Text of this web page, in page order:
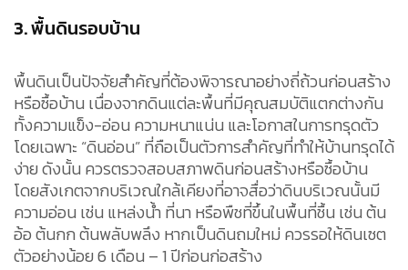
3. พื้นดินรอบบ้าน
พื้นดินเป็นปัจจัยสำคัญที่ต้องพิจารณาอย่างถี่ถ้วนก่อนสร้าง
หรือซื้อบ้าน เนื่องจากดินแต่ละพื้นที่มีคุณสมบัติแตกต่างกัน
ทั้งความแข็ง-อ่อน ความหนาแน่น และโอกาสในการทรุดตัว
โดยเฉพาะ “ดินอ่อน” ที่ถือเป็นตัวการสำคัญที่ทำให้บ้านทรุดได้
ง่าย ดังนั้น ควรตรวจสอบสภาพดินก่อนสร้างหรือซื้อบ้าน
โดยสังเกตจากบริเวณใกล้เคียงที่อาจสื่อว่าดินบริเวณนั้นมี
ความอ่อน เช่น แหล่งน้ำ ที่นา หรือพืชที่ขึ้นในพื้นที่ชื้น เช่น ต้น
อ้อ ต้นกก ต้นพลับพลึง หากเป็นดินถมใหม่ ควรรอให้ดินเซต
ตัวอย่างน้อย 6 เดือน – 1 ปีก่อนก่อสร้าง